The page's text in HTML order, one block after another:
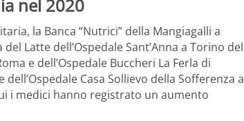
nel 2020
la Banca “Nutrici” della Mangiagalli a
Latte dell’Ospedale Sant’Anna a Torino del
e dell’Ospedale Buccheri La Ferla di
Casa Sollievo della Sofferenza a
i medici hanno registrato un aumento